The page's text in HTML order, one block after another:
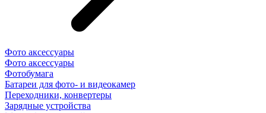
Фото аксессуары
Фото аксессуары
Фотобумага
Батареи для фото- и видеокамер
Переходники, конвертеры
Зарядные устройства